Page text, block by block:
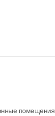
помещения